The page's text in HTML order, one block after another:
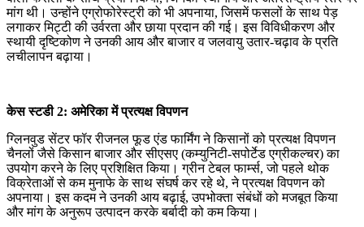
मांग थी। उन्होंने एग्रोफोरेस्ट्री को भी अपनाया, जिसमें फसलों के साथ पेड़
लगाकर मिट्टी की उर्वरता और छाया प्रदान की गई। इस विविधीकरण और
स्थायी दृष्टिकोण ने उनकी आय और बाजार व जलवायु उतार-चढ़ाव के प्रति
लचीलापन बढ़ाया।
केस स्टडी 2: अमेरिका में प्रत्यक्ष विपणन
ग्लिनवुड सेंटर फॉर रीजनल फूड एंड फार्मिंग ने किसानों को प्रत्यक्ष विपणन
चैनलों जैसे किसान बाजार और सीएसए (कम्युनिटी-सपोर्टेड एग्रीकल्चर) का
उपयोग करने के लिए प्रशिक्षित किया। ग्रीन टेबल फार्म्स, जो पहले थोक
विक्रेताओं से कम मुनाफे के साथ संघर्ष कर रहे थे, ने प्रत्यक्ष विपणन को
अपनाया। इस कदम ने उनकी आय बढ़ाई, उपभोक्ता संबंधों को मजबूत किया
और मांग के अनुरूप उत्पादन करके बर्बादी को कम किया।